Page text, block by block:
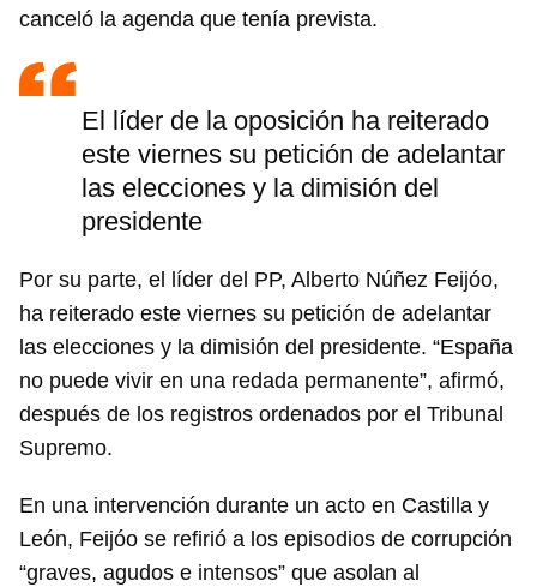
canceló la agenda que tenía prevista.
El líder de la oposición ha reiterado
este viernes su petición de adelantar
las elecciones y la dimisión del
presidente
Por su parte, el líder del PP, Alberto Núñez Feijóo,
ha reiterado este viernes su petición de adelantar
las elecciones y la dimisión del presidente. “España
no puede vivir en una redada permanente”, afirmó,
después de los registros ordenados por el Tribunal
Supremo.
En una intervención durante un acto en Castilla y
León, Feijóo se refirió a los episodios de corrupción
“graves, agudos e intensos” que asolan al